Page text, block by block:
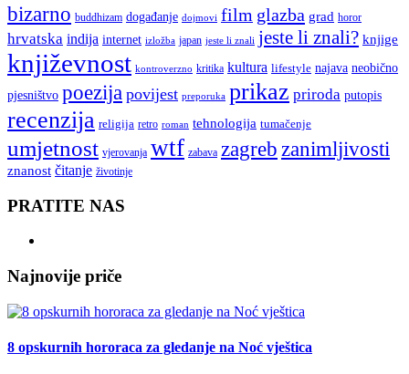
bizarno buddhizam događanje dojmovi film glazba grad horor
hrvatska indija internet izložba japan jeste li znali jeste li znali? knjige
književnost kontroverzno kritika kultura lifestyle najava neobično
pjesništvo poezija povijest preporuka prikaz priroda putopis
recenzija religija retro roman tehnologija tumačenje
umjetnost vjerovanja wtf zabava zagreb zanimljivosti
znanost čitanje životinje
PRATITE NAS
Najnovije priče
8 opskurnih hororaca za gledanje na Noć vještica